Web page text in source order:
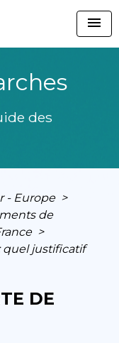
menu
des
- Europe >
de
>
quel justificatif
DE